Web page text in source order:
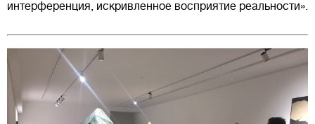
интерференция, искривленное восприятие реальности».